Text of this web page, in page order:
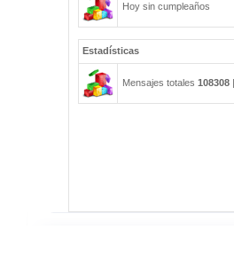
Hoy sin cumpleaños
Estadísticas
Mensajes totales 108308|